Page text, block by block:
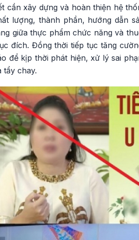
cần xây dựng và hoàn thiện hệ
lượng, thành phần, hướng dẫn
giữa thực phẩm chức năng và
đích. Đồng thời tiếp tục tăng
để kịp thời phát hiện, xử lý sai
tẩy chay.